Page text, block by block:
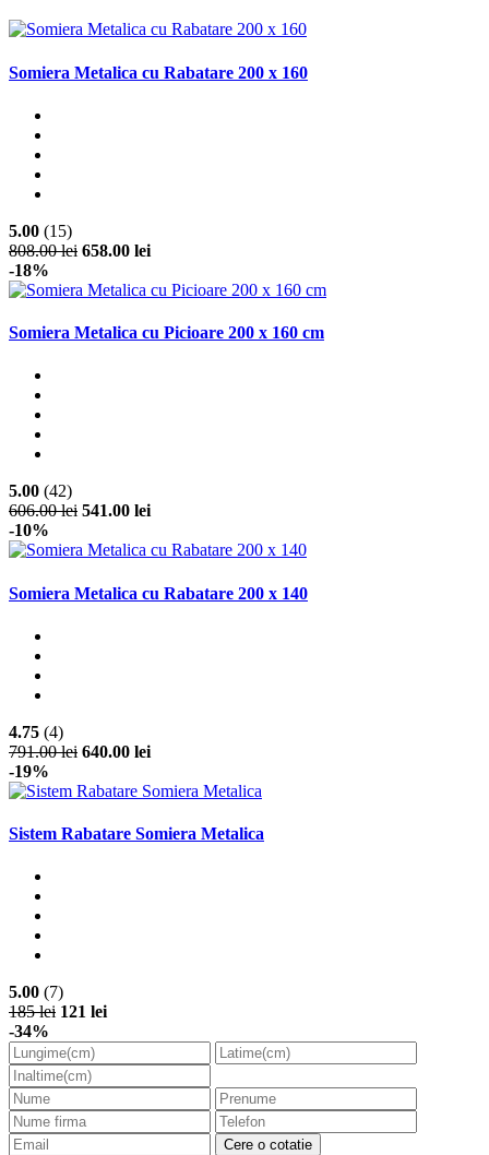
Somiera Metalica cu Rabatare 200 x 160
5.00 (15)
808.00 lei 658.00 lei
-18%
Somiera Metalica cu Picioare 200 x 160 cm
5.00 (42)
606.00 lei 541.00 lei
-10%
Somiera Metalica cu Rabatare 200 x 140
4.75 (4)
791.00 lei 640.00 lei
-19%
Sistem Rabatare Somiera Metalica
5.00 (7)
185 lei 121 lei
-34%
Cere o cotatie